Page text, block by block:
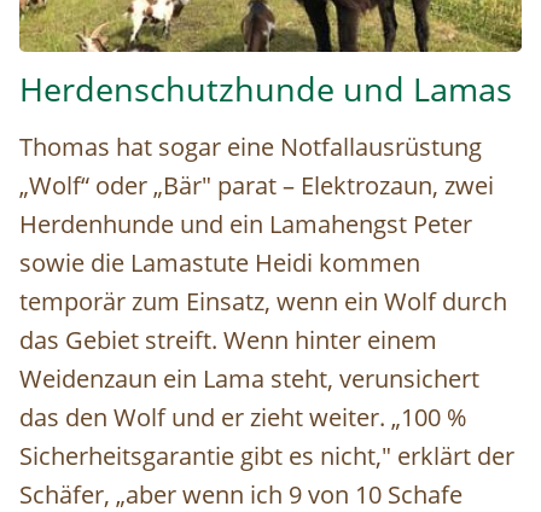
Lamahengst für den Herdenschutz © Christina Schwann
Herdenschutzhunde und Lamas
Thomas hat sogar eine Notfallausrüstung
„Wolf“ oder „Bär" parat – Elektrozaun, zwei
Herdenhunde und ein Lamahengst Peter
sowie die Lamastute Heidi kommen
temporär zum Einsatz, wenn ein Wolf durch
das Gebiet streift. Wenn hinter einem
Weidenzaun ein Lama steht, verunsichert
das den Wolf und er zieht weiter. „100 %
Sicherheitsgarantie gibt es nicht," erklärt der
Schäfer, „aber wenn ich 9 von 10 Schafe